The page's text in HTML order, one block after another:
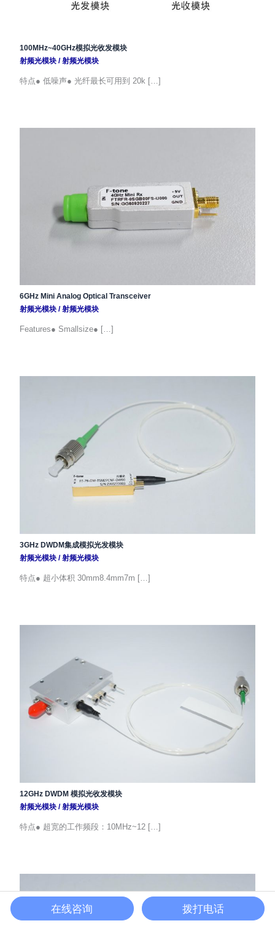
100MHz~40GHz模拟光收发模块
射频光模块/射频光模块
特点● 低噪声● 光纤最长可用到 20k […]
6GHz Mini Analog Optical Transceiver
射频光模块/射频光模块
Features● Smallsize● […]
3GHz DWDM集成模拟光发模块
射频光模块/射频光模块
特点● 超小体积 30mm8.4mm7m […]
12GHz DWDM 模拟光收发模块
射频光模块/射频光模块
特点● 超宽的工作频段：10MHz~12 […]
在线咨询 拨打电话